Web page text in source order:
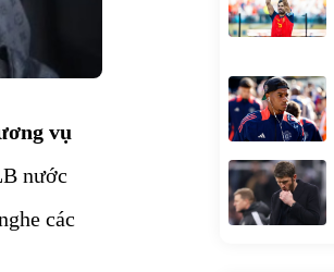
vụ
nước
các